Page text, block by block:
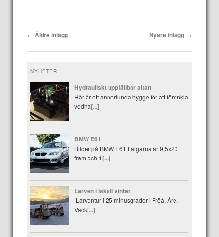
Inläggsnavigering
← Äldre inlägg Nyare inlägg →
NYHETER
Hydrauliskt uppfällbar altan
Här är ett annorlunda bygge för att förenkla
vedha[...]
BMW E61
Bilder på BMW E61 Fälgarna är 9,5x20
fram och 1[...]
Larven i iskall vinter
Larventur i 25 minusgrader i Fröå, Åre.
Vack[...]